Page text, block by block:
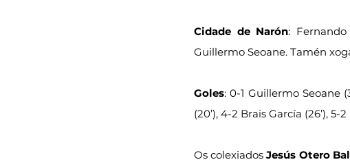
Cidade de Narón:
Guillermo Seoane. Tamén
Goles: 0-1 Guillermo Seoane
(20’), 4-2 Brais García (26’), 5-2
Os colexiados Jesús Otero